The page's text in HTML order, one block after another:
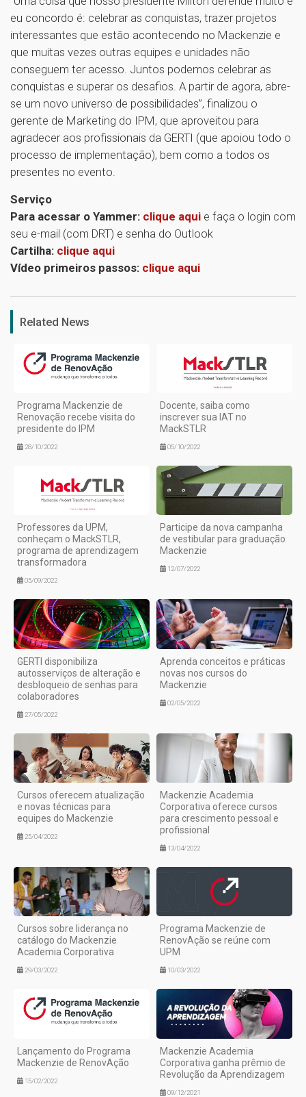
eu concordo é: celebrar as conquistas, trazer projetos
interessantes que estão acontecendo no Mackenzie e
que muitas vezes outras equipes e unidades não
conseguem ter acesso. Juntos podemos celebrar as
conquistas e superar os desafios. A partir de agora, abre-
se um novo universo de possibilidades”, finalizou o
gerente de Marketing do IPM, que aproveitou para
agradecer aos profissionais da GERTI (que apoiou todo o
processo de implementação), bem como a todos os
presentes no evento.
Serviço
Para acessar o Yammer: clique aqui e faça o login com
seu e-mail (com DRT) e senha do Outlook
Cartilha: clique aqui
Vídeo primeiros passos: clique aqui
1
Related News
Programa Mackenzie de
Renovação recebe visita do
presidente do IPM
28/10/2022
Docente, saiba como
inscrever sua IAT no
MackSTLR
05/10/2022
Professores da UPM,
conheçam o MackSTLR,
programa de aprendizagem
transformadora
05/09/2022
Participe da nova campanha
de vestibular para graduação
Mackenzie
12/07/2022
GERTI disponibiliza
autosserviços de alteração e
desbloqueio de senhas para
colaboradores
27/05/2022
Aprenda conceitos e práticas
novas nos cursos do
Mackenzie
02/05/2022
Cursos oferecem atualização
e novas técnicas para
equipes do Mackenzie
25/04/2022
Mackenzie Academia
Corporativa oferece cursos
para crescimento pessoal e
profissional
13/04/2022
Cursos sobre liderança no
catálogo do Mackenzie
Academia Corporativa
29/03/2022
Programa Mackenzie de
RenovAção se reúne com
UPM
10/03/2022
Lançamento do Programa
Mackenzie de RenovAção
15/02/2022
Mackenzie Academia
Corporativa ganha prêmio de
Revolução da Aprendizagem
09/12/2021